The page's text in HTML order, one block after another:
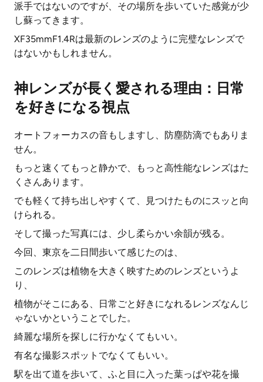
派手ではないのですが、その場所を歩いていた感覚が少
し蘇ってきます。
XF35mmF1.4Rは最新のレンズのように完璧なレンズで
はないかもしれません。
神レンズが長く愛される理由：日常
を好きになる視点
オートフォーカスの音もしますし、防塵防滴でもありま
せん。
もっと速くてもっと静かで、もっと高性能なレンズはた
くさんあります。
でも軽くて持ち出しやすくて、見つけたものにスッと向
けられる。
そして撮った写真には、少し柔らかい余韻が残る。
今回、東京を二日間歩いて感じたのは、
このレンズは植物を大きく映すためのレンズというよ
り、
植物がそこにある、日常ごと好きになれるレンズなんじ
ゃないかということでした。
綺麗な場所を探しに行かなくてもいい。
有名な撮影スポットでなくてもいい。
駅を出て道を歩いて、ふと目に入った葉っぱや花を撮